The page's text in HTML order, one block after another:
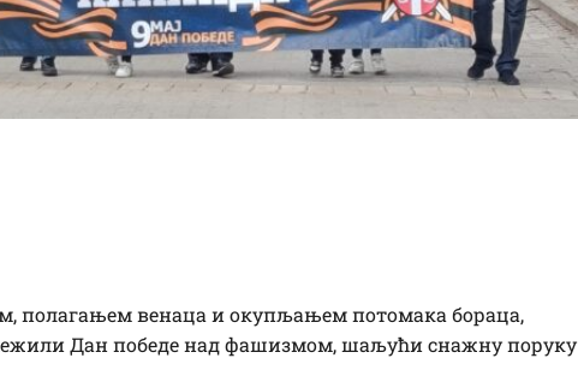
полагањем венаца и окупљањем потомака бораца,
Дан победе над фашизмом, шаљући снажну поруку